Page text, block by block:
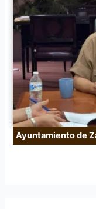
Ayuntamiento de